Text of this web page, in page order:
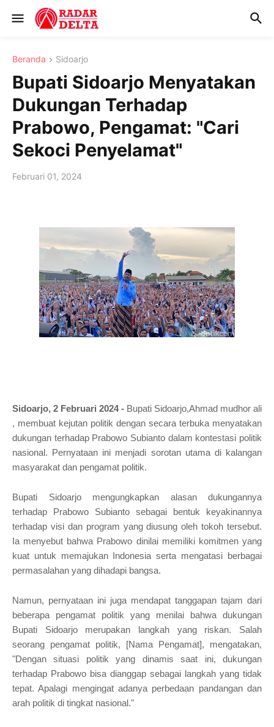
Beranda Sidoarjo
Bupati Sidoarjo Menyatakan
Dukungan Terhadap
Prabowo, Pengamat: "Cari
Sekoci Penyelamat"
Februari 01, 2024
Sidoarjo, 2 Februari 2024 - Bupati Sidoarjo,Ahmad mudhor ali
, membuat kejutan politik dengan secara terbuka menyatakan
dukungan terhadap Prabowo Subianto dalam kontestasi politik
nasional. Pernyataan ini menjadi sorotan utama di kalangan
masyarakat dan pengamat politik.
Bupati Sidoarjo mengungkapkan alasan dukungannya
terhadap Prabowo Subianto sebagai bentuk keyakinannya
terhadap visi dan program yang diusung oleh tokoh tersebut.
Ia menyebut bahwa Prabowo dinilai memiliki komitmen yang
kuat untuk memajukan Indonesia serta mengatasi berbagai
permasalahan yang dihadapi bangsa.
Namun, pernyataan ini juga mendapat tanggapan tajam dari
beberapa pengamat politik yang menilai bahwa dukungan
Bupati Sidoarjo merupakan langkah yang riskan. Salah
seorang pengamat politik, [Nama Pengamat], mengatakan,
"Dengan situasi politik yang dinamis saat ini, dukungan
terhadap Prabowo bisa dianggap sebagai langkah yang tidak
tepat. Apalagi mengingat adanya perbedaan pandangan dan
arah politik di tingkat nasional."